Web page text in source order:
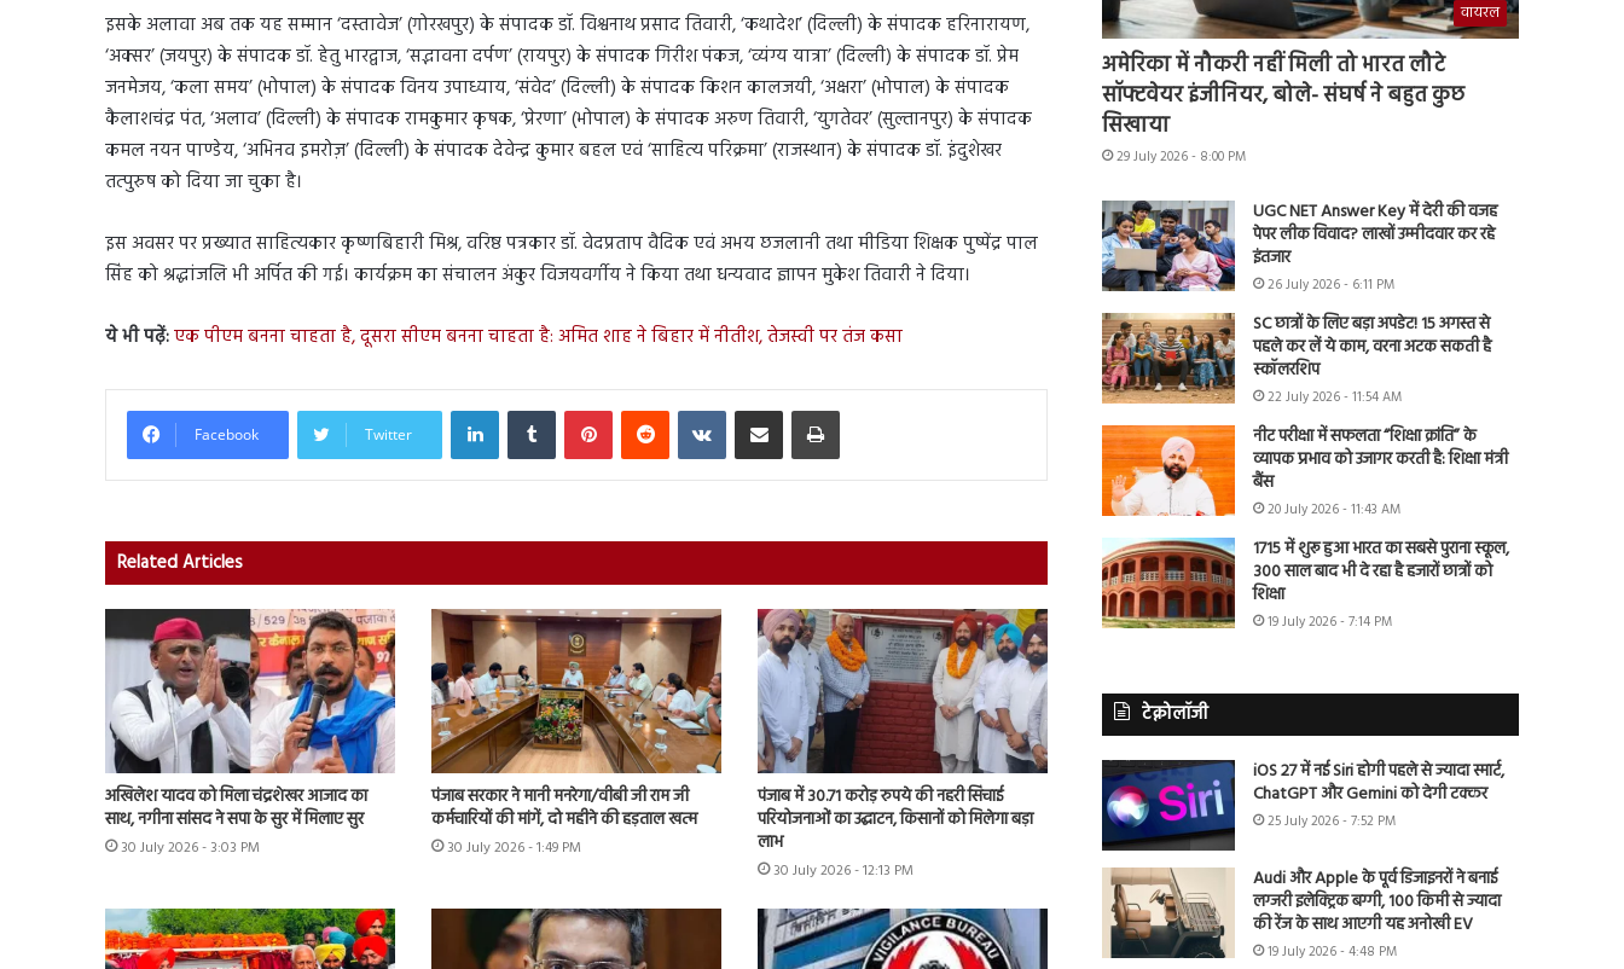
इसके अलावा अब तक यह सम्मान ‘दस्तावेज’ (गोरखपुर) के संपादक डॉ. विश्वनाथ प्रसाद तिवारी, ‘कथादेश’ (दिल्ली) के संपादक हरिनारायण,
‘अक्सर’ (जयपुर) के संपादक डॉ. हेतु भारद्वाज, ‘सद्भावना दर्पण’ (रायपुर) के संपादक गिरीश पंकज, ‘व्यंग्य यात्रा’ (दिल्ली) के संपादक डॉ. प्रेम
जनमेजय, ‘कला समय’ (भोपाल) के संपादक विनय उपाध्याय, ‘संवेद’ (दिल्ली) के संपादक किशन कालजयी, ‘अक्षरा’ (भोपाल) के संपादक
कैलाशचंद्र पंत, ‘अलाव’ (दिल्ली) के संपादक रामकुमार कृषक, ‘प्रेरणा’ (भोपाल) के संपादक अरुण तिवारी, ‘युगतेवर’ (सुल्तानपुर) के संपादक
कमल नयन पाण्डेय, ‘अभिनव इमरोज़’ (दिल्ली) के संपादक देवेन्द्र कुमार बहल एवं ‘साहित्य परिक्रमा’ (राजस्थान) के संपादक डॉ. इंदुशेखर
तत्पुरुष को दिया जा चुका है।
इस अवसर पर प्रख्यात साहित्यकार कृष्णबिहारी मिश्र, वरिष्ठ पत्रकार डॉ. वेदप्रताप वैदिक एवं अभय छजलानी तथा मीडिया शिक्षक पुष्पेंद्र पाल
सिंह को श्रद्धांजलि भी अर्पित की गई। कार्यक्रम का संचालन अंकुर विजयवर्गीय ने किया तथा धन्यवाद ज्ञापन मुकेश तिवारी ने दिया।
ये भी पढ़ें:एक पीएम बनना चाहता है, दूसरा सीएम बनना चाहता है: अमित शाह ने बिहार में नीतीश, तेजस्वी पर तंज कसा
Facebook Twitter
LinkedInTumblr PinterestReddit VKontakteShare via Email Print
Related Articles
अखिलेश यादव को मिला चंद्रशेखर आजाद का
साथ, नगीना सांसद ने सपा के सुर में मिलाए सुर
30 July 2026 - 3:03 PM
पंजाब सरकार ने मानी मनरेगा/वीबी जी राम जी
कर्मचारियों की मांगें, दो महीने की हड़ताल खत्म
30 July 2026 - 1:49 PM
पंजाब में 30.71 करोड़ रुपये की नहरी सिंचाई
परियोजनाओं का उद्घाटन, किसानों को मिलेगा बड़ा
लाभ
30 July 2026 - 12:13 PM
वायरल
अमेरिका में नौकरी नहीं मिली तो भारत लौटे
सॉफ्टवेयर इंजीनियर, बोले- संघर्ष ने बहुत कुछ
सिखाया
29 July 2026 - 8:00 PM
UGC NET Answer Key में देरी की वजह
पेपर लीक विवाद? लाखों उम्मीदवार कर रहे
इंतजार
26 July 2026 - 6:11 PM
SC छात्रों के लिए बड़ा अपडेट! 15 अगस्त से
पहले कर लें ये काम, वरना अटक सकती है
स्कॉलरशिप
22 July 2026 - 11:54 AM
नीट परीक्षा में सफलता “शिक्षा क्रांति” के
व्यापक प्रभाव को उजागर करती है: शिक्षा मंत्री
बैंस
20 July 2026 - 11:43 AM
1715 में शुरू हुआ भारत का सबसे पुराना स्कूल,
300 साल बाद भी दे रहा है हजारों छात्रों को
शिक्षा
19 July 2026 - 7:14 PM
टेक्नोलॉजी
iOS 27 में नई Siri होगी पहले से ज्यादा स्मार्ट,
ChatGPT और Gemini को देगी टक्कर
25 July 2026 - 7:52 PM
Audi और Apple के पूर्व डिजाइनरों ने बनाई
लग्जरी इलेक्ट्रिक बग्गी, 100 किमी से ज्यादा
की रेंज के साथ आएगी यह अनोखी EV
19 July 2026 - 4:48 PM